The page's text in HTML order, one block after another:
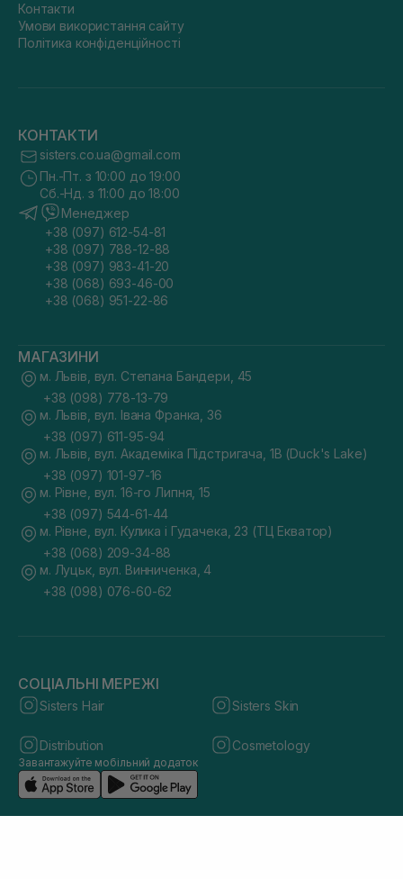
Контакти
Умови використання сайту
Політика конфіденційності
КОНТАКТИ
sisters.co.ua@gmail.com
Пн.-Пт. з 10:00 до 19:00
Сб.-Нд. з 11:00 до 18:00
Менеджер
+38 (097) 612-54-81
+38 (097) 788-12-88
+38 (097) 983-41-20
+38 (068) 693-46-00
+38 (068) 951-22-86
МАГАЗИНИ
м. Львів, вул. Степана Бандери, 45
+38 (098) 778-13-79
м. Львів, вул. Івана Франка, 36
+38 (097) 611-95-94
м. Львів, вул. Академіка Підстригача, 1В (Duck's Lake)
+38 (097) 101-97-16
м. Рівне, вул. 16-го Липня, 15
+38 (097) 544-61-44
м. Рівне, вул. Кулика і Гудачека, 23 (ТЦ Екватор)
+38 (068) 209-34-88
м. Луцьк, вул. Винниченка, 4
+38 (098) 076-60-62
СОЦІАЛЬНІ МЕРЕЖІ
Sisters Hair Sisters Skin
Distribution Cosmetology
Завантажуйте мобільний додаток